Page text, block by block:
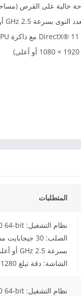
المتطلبات
الشاشة: دقة تبلغ 1280 × 1024 (يوصى بـ 1920 × 1080 أو أعلى)